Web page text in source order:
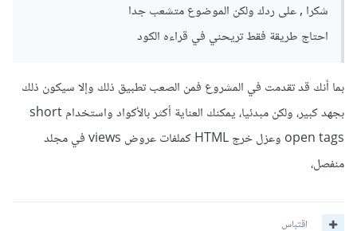
شكرا , على ردك ولكن الموضوع متشعب جدا
احتاج طريقة فقط تريحني في قراءه الكود
بما أنك قد تقدمت في المشروع فمن الصعب تطبيق ذلك وإلا سيكون ذلك
بجهد كبير، ولكن مبدئيا، يمكنك العناية أكثر بالأكواد واستخدام short
open tags وعزل خرج HTML كملفات عروض views في مجلد
منفصل،
اقتباس